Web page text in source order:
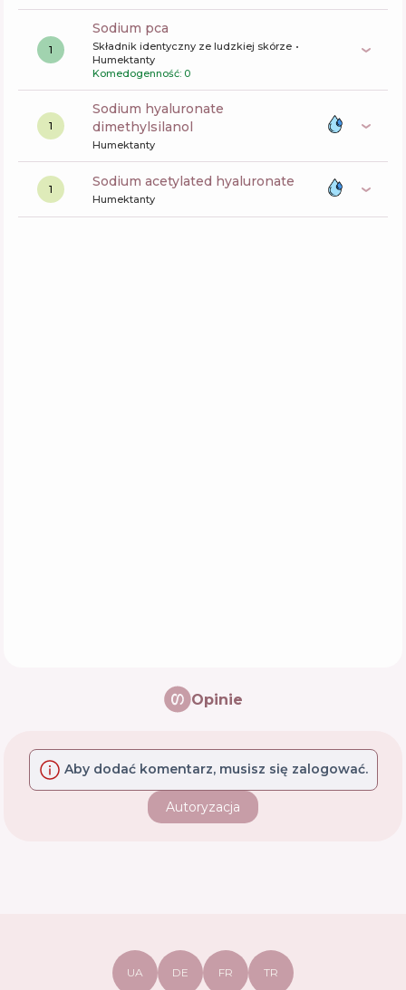
1
sodium pca
Składnik identyczny ze ludzkiej skórze
Humektanty
Komedogenność: 0
1
sodium hyaluronate
dimethylsilanol
Humektanty
1 sodium acetylated hyaluronate
Humektanty
Opinie
Aby dodać komentarz, musisz się zalogować.
Autoryzacja
UA DE FR TR